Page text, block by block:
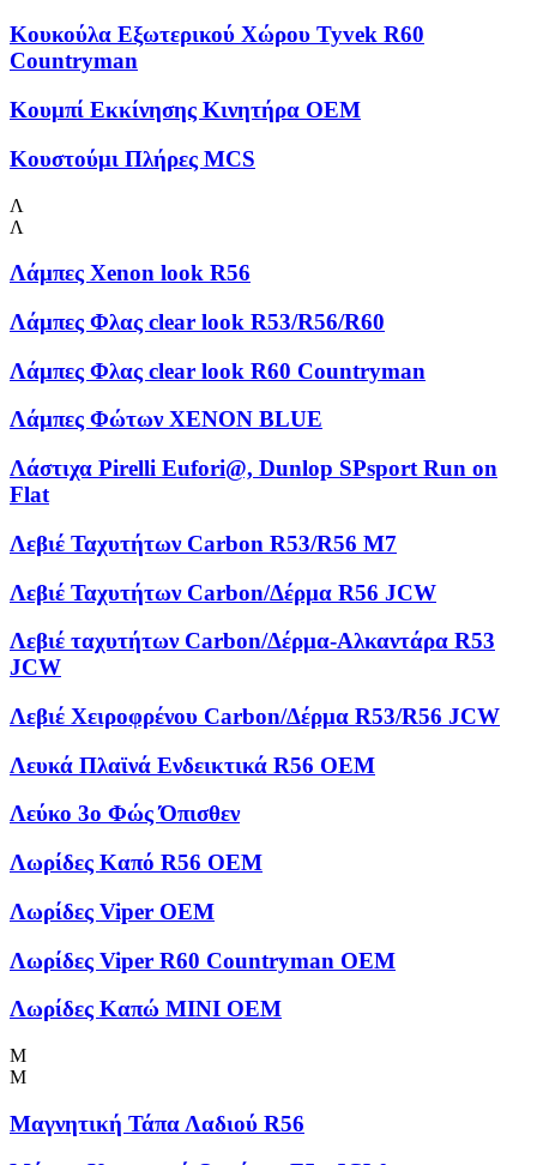
Κουκούλα Εξωτερικού Χώρου Tyvek R60
Countryman
Κουμπί Εκκίνησης Κινητήρα OEM
Κουστούμι Πλήρες MCS
Λ
Λ
Λάμπες Xenon look R56
Λάμπες Φλας clear look R53/R56/R60
Λάμπες Φλας clear look R60 Countryman
Λάμπες Φώτων XENON BLUE
Λάστιχα Pirelli Eufori@, Dunlop SPsport Run on
Flat
Λεβιέ Ταχυτήτων Carbon R53/R56 M7
Λεβιέ Ταχυτήτων Carbon/Δέρμα R56 JCW
Λεβιέ ταχυτήτων Carbon/Δέρμα-Αλκαντάρα R53
JCW
Λεβιέ Χειροφρένου Carbon/Δέρμα R53/R56 JCW
Λευκά Πλαϊνά Ενδεικτικά R56 OEM
Λεύκο 3ο Φώς Όπισθεν
Λωρίδες Kαπό R56 OEM
Λωρίδες Viper OEM
Λωρίδες Viper R60 Countryman OEM
Λωρίδες Καπώ MINI OEM
Μ
Μ
Μαγνητική Τάπα Λαδιού R56